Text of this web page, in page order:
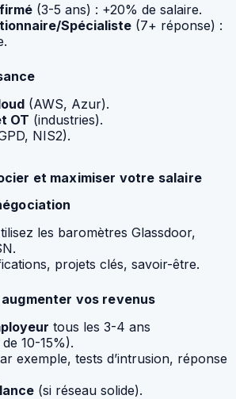
(3-5 ans) : +20% de salaire.
Spécialiste (7+ réponse) :
(AWS, Azur).
OT (industries).
NIS2).
et maximiser votre salaire
les baromètres Glassdoor,
projets clés, savoir-être.
vos revenus
tous les 3-4 ans
10-15%).
exemple, tests d’intrusion, réponse
(si réseau solide).